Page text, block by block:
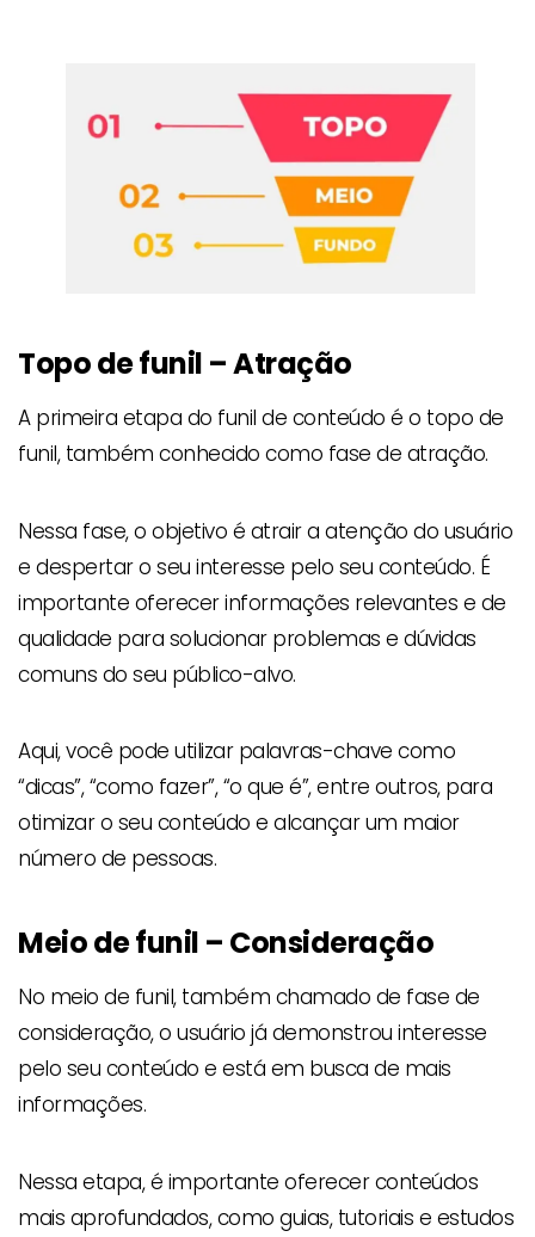
Topo de funil – Atração
A primeira etapa do funil de conteúdo é o topo de
funil, também conhecido como fase de atração.
Nessa fase, o objetivo é atrair a atenção do usuário
e despertar o seu interesse pelo seu conteúdo. É
importante oferecer informações relevantes e de
qualidade para solucionar problemas e dúvidas
comuns do seu público-alvo.
Aqui, você pode utilizar palavras-chave como
“dicas”, “como fazer”, “o que é”, entre outros, para
otimizar o seu conteúdo e alcançar um maior
número de pessoas.
Meio de funil – Consideração
No meio de funil, também chamado de fase de
consideração, o usuário já demonstrou interesse
pelo seu conteúdo e está em busca de mais
informações.
Nessa etapa, é importante oferecer conteúdos
mais aprofundados, como guias, tutoriais e estudos